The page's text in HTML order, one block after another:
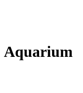
Aquarium